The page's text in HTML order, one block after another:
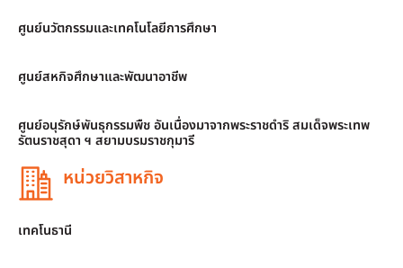
ศูนย์นวัตกรรมและเทคโนโลยีการศึกษา
ศูนย์สหกิจศึกษาและพัฒนาอาชีพ
ศูนย์อนุรักษ์พันธุกรรมพืช อันเนื่องมาจากพระราชดำริ สมเด็จพระเทพ
รัตนราชสุดา ฯ สยามบรมราชกุมารี
หน่วยวิสาหกิจ
เทคโนธานี